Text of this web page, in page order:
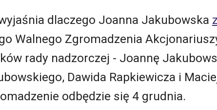
dlaczego Joanna Jakubowska
Walnego Zgromadzenia
rady nadzorczej - Joannę
Dawida Rapkiewicza i
odbędzie się 4 grudnia.